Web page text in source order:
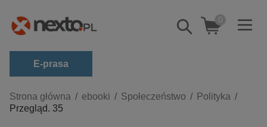
Pokaż/schowaj
wyszukiwarkę
0
E-prasa
Kategorie
Zobacz wszystkie E-prasa
Strona główna ebooki Społeczeństwo
Polityka
Przegląd. 35